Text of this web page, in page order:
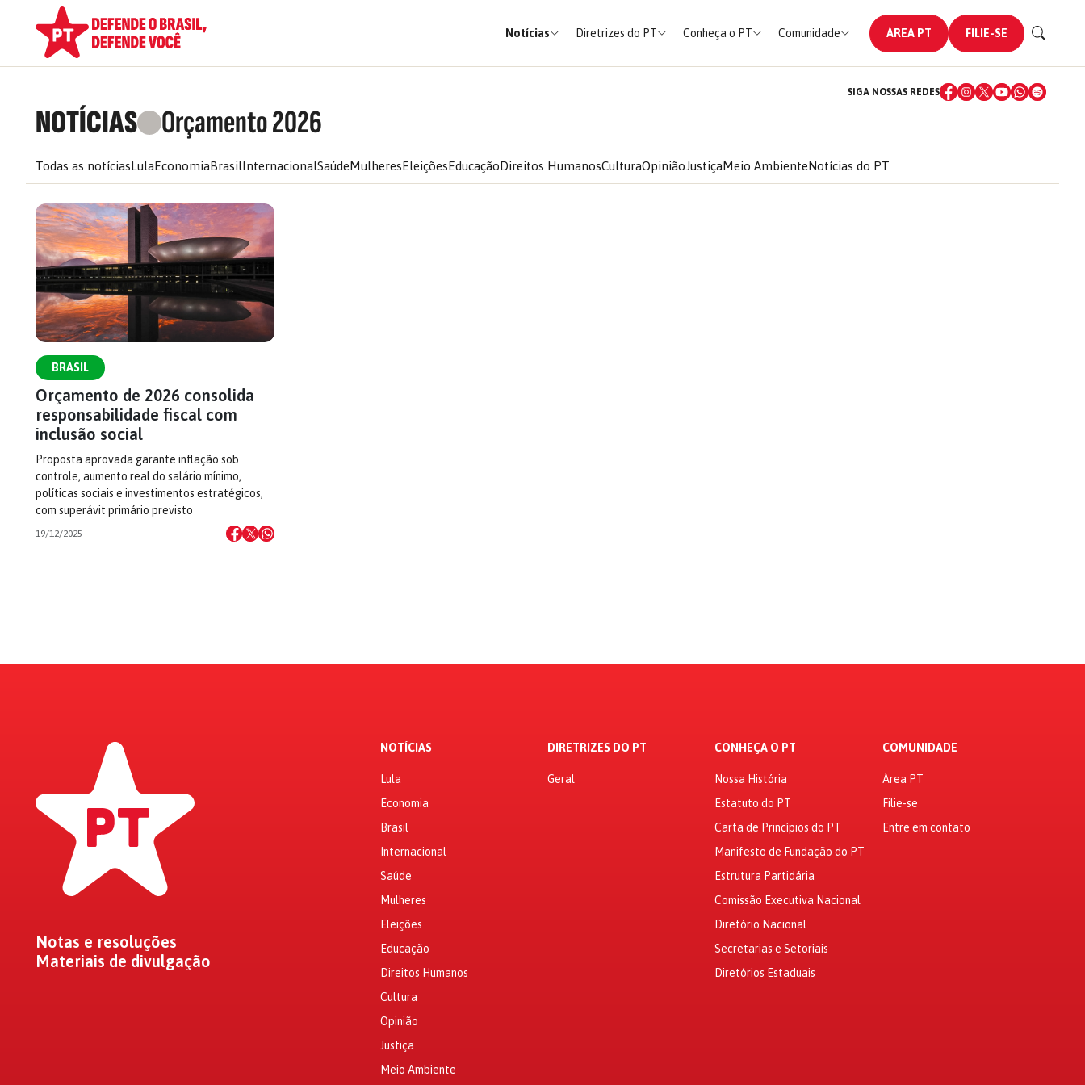
Notícias Diretrizes do PT Conheça o PT Comunidade ÁREA PT FILIE-SE
NOTÍCIAS Orçamento 2026
SIGA NOSSAS REDES
Todas as notíciasLulaEconomiaBrasilInternacionalSaúdeMulheresEleiçõesEducaçãoDireitos HumanosCulturaOpiniãoJustiçaMeio AmbienteNotícias do PT
BRASIL
Orçamento de 2026 consolida
responsabilidade fiscal com
inclusão social
Proposta aprovada garante inflação sob
controle, aumento real do salário mínimo,
políticas sociais e investimentos estratégicos,
com superávit primário previsto
19/12/2025
Notas e resoluções
Materiais de divulgação
NOTÍCIAS
Lula
Economia
Brasil
Internacional
Saúde
Mulheres
Eleições
Educação
Direitos Humanos
Cultura
Opinião
Justiça
Meio Ambiente
DIRETRIZES DO PT
Geral
CONHEÇA O PT
Nossa História
Estatuto do PT
Carta de Princípios do PT
Manifesto de Fundação do PT
Estrutura Partidária
Comissão Executiva Nacional
Diretório Nacional
Secretarias e Setoriais
Diretórios Estaduais
COMUNIDADE
Área PT
Filie-se
Entre em contato